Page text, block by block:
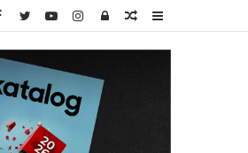
Sidebar
Random
Log
Instagram
YouTube
Twitter
Facebook